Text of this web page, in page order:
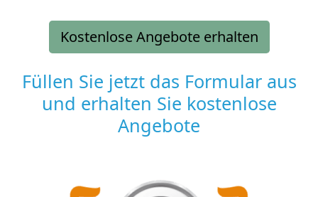
Kostenlose Angebote erhalten
Füllen Sie jetzt das Formular aus
und erhalten Sie kostenlose
Angebote